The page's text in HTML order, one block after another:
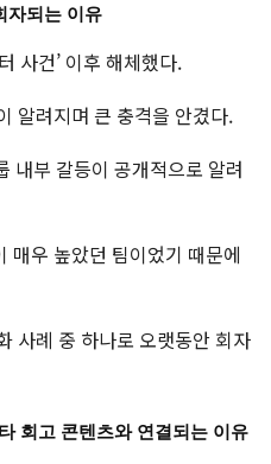
자되는 이유
사건’ 이후 해체했다.
알려지며 큰 충격을 안겼다.
내부 갈등이 공개적으로 알려
매우 높았던 팀이었기 때문에
사례 중 하나로 오랫동안 회자
회고 콘텐츠와 연결되는 이유